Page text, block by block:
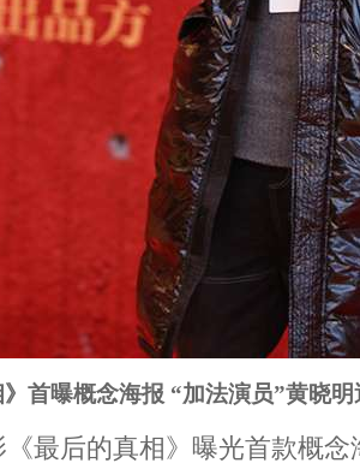
首曝概念海报 “加法演员”黄晓
后的真相》曝光首款概念